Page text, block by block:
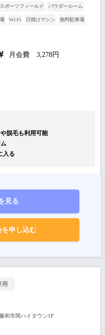
スポーツフィールド パウダールーム
Wi-Fi 日焼けマシン 無料駐車場
月会費 3,278円
脱毛も利用可能
入る
見る
を申し込む
用
和市岡ハイタウン1F